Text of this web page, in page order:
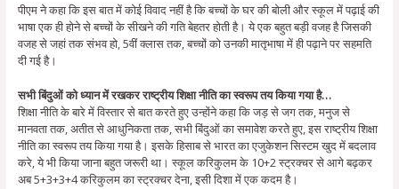
पीएम ने कहा कि इस बात में कोई विवाद नहीं है कि बच्चों के घर की बोली और स्कूल में पढ़ाई की
भाषा एक ही होने से बच्चों के सीखने की गति बेहतर होती है। ये एक बहुत बड़ी वजह है जिसकी
वजह से जहां तक संभव हो, 5वीं क्लास तक, बच्चों को उनकी मातृभाषा में ही पढ़ाने पर सहमति
दी गई है।
सभी बिंदुओं को ध्यान में रखकर राष्ट्रीय शिक्षा नीति का स्वरूप तय किया गया है…
शिक्षा नीति के बारे में विस्तार से बात करते हुए उन्होंने कहा कि जड़ से जग तक, मनुज से
मानवता तक, अतीत से आधुनिकता तक, सभी बिंदुओं का समावेश करते हुए, इस राष्ट्रीय शिक्षा
नीति का स्वरूप तय किया गया है। इसके हिसाब से भारत का एजुकेशन सिस्टम खुद में बदलाव
करे, ये भी किया जाना बहुत जरूरी था। स्कूल करिकुलम के 10+2 स्ट्रक्चर से आगे बढ़कर
अब 5+3+3+4 करिकुलम का स्ट्रक्चर देना, इसी दिशा में एक कदम है।